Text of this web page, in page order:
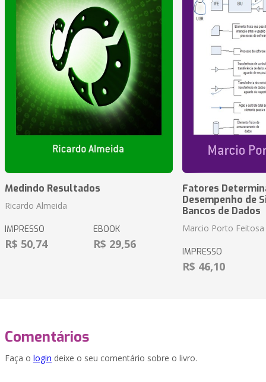
Medindo Resultados
Ricardo Almeida
IMPRESSO
R$ 50,74
EBOOK
R$ 29,56
Fatores
Desempenho de
Bancos de Dados
Marcio Porto Feitosa
IMPRESSO
R$ 46,10
Comentários
Faça o login deixe o seu comentário sobre o livro.